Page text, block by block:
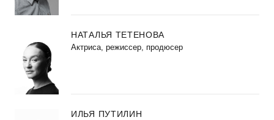
НАТАЛЬЯ ТЕТЕНОВА
Актриса, режиссер, продюсер
ИЛЬЯ ПУТИЛИН